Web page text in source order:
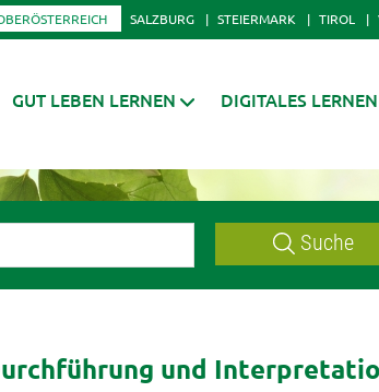
SALZBURG STEIERMARK TIROL
GUT LEBEN LERNEN DIGITALES LERNEN
Suche
und